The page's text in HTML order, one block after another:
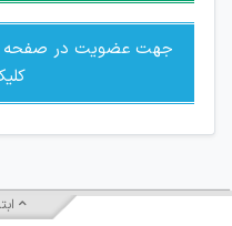
جهت عضویت در صفحه